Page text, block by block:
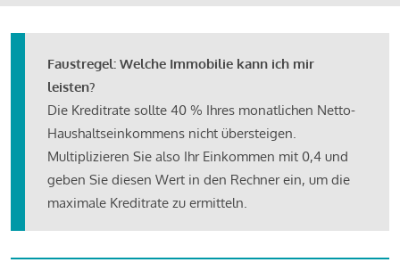
Faustregel: Welche Immobilie kann ich mir
leisten?
Die Kreditrate sollte 40 % Ihres monatlichen Netto-
Haushaltseinkommens nicht übersteigen.
Multiplizieren Sie also Ihr Einkommen mit 0,4 und
geben Sie diesen Wert in den Rechner ein, um die
maximale Kreditrate zu ermitteln.